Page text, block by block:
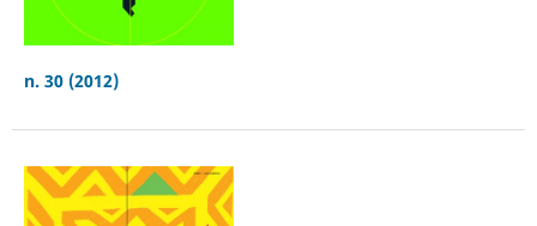
n. 30 (2012)